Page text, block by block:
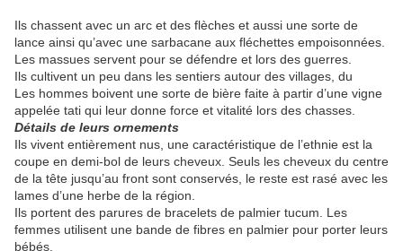
Ils chassent avec un arc et des flèches et aussi une sorte de
lance ainsi qu’avec une sarbacane aux fléchettes empoisonnées.
Les massues servent pour se défendre et lors des guerres.
Ils cultivent un peu dans les sentiers autour des villages, du
Les hommes boivent une sorte de bière faite à partir d’une vigne
appelée tati qui leur donne force et vitalité lors des chasses.
Détails de leurs ornements
Ils vivent entièrement nus, une caractéristique de l’ethnie est la
coupe en demi-bol de leurs cheveux. Seuls les cheveux du centre
de la tête jusqu’au front sont conservés, le reste est rasé avec les
lames d’une herbe de la région.
Ils portent des parures de bracelets de palmier tucum. Les
femmes utilisent une bande de fibres en palmier pour porter leurs
bébés.